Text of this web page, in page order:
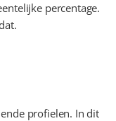
percentage.
profielen. In dit